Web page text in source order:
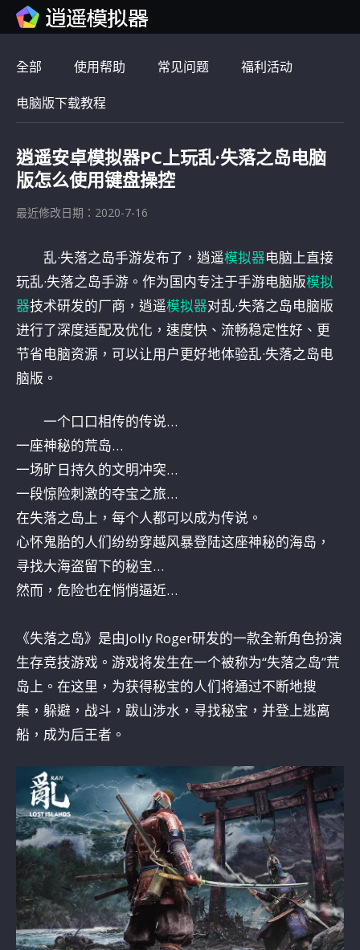
全部 使用帮助 常见问题 福利活动
电脑版下载教程
逍遥安卓模拟器PC上玩乱·失落之岛电脑
版怎么使用键盘操控
最近修改日期：2020-7-16
乱·失落之岛手游发布了，逍遥模拟器电脑上直接
玩乱·失落之岛手游。作为国内专注于手游电脑版模拟
器技术研发的厂商，逍遥模拟器对乱·失落之岛电脑版
进行了深度适配及优化，速度快、流畅稳定性好、更
节省电脑资源，可以让用户更好地体验乱·失落之岛电
脑版。
一个口口相传的传说…
一座神秘的荒岛…
一场旷日持久的文明冲突…
一段惊险刺激的夺宝之旅…
在失落之岛上，每个人都可以成为传说。
心怀鬼胎的人们纷纷穿越风暴登陆这座神秘的海岛，
寻找大海盗留下的秘宝…
然而，危险也在悄悄逼近…
《失落之岛》是由Jolly Roger研发的一款全新角色扮演
生存竞技游戏。游戏将发生在一个被称为“失落之岛”荒
岛上。在这里，为获得秘宝的人们将通过不断地搜
集，躲避，战斗，跋山涉水，寻找秘宝，并登上逃离
船，成为后王者。